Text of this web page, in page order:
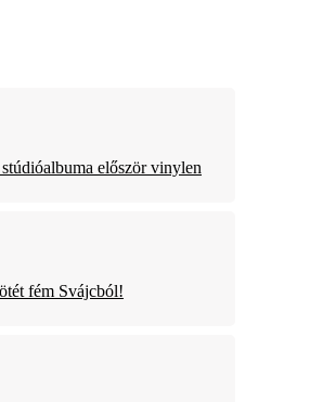
először vinylen
fém Svájcból!